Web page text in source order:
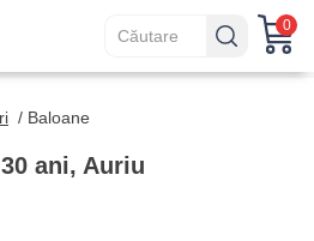
0
/ Baloane
ani, Auriu